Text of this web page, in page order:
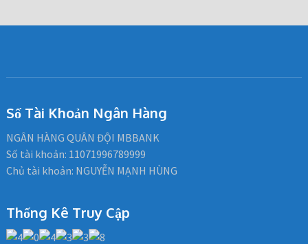
Số Tài Khoản Ngân Hàng
NGÂN HÀNG QUÂN ĐỘI MBBANK
Số tài khoản: 11071996789999
Chủ tài khoản: NGUYỄN MẠNH HÙNG
Thống Kê Truy Cập